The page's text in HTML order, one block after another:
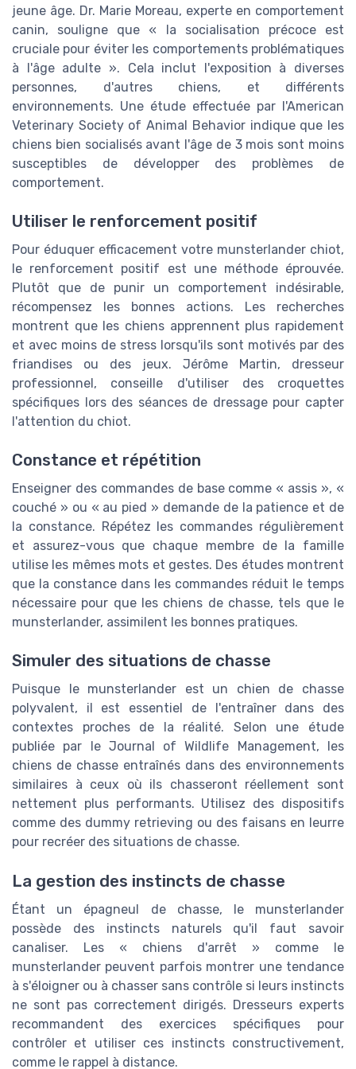
jeune âge. Dr. Marie Moreau, experte en comportement
canin, souligne que « la socialisation précoce est
cruciale pour éviter les comportements problématiques
à l'âge adulte ». Cela inclut l'exposition à diverses
personnes, d'autres chiens, et différents
environnements. Une étude effectuée par l'American
Veterinary Society of Animal Behavior indique que les
chiens bien socialisés avant l'âge de 3 mois sont moins
susceptibles de développer des problèmes de
comportement.
Utiliser le renforcement positif
Pour éduquer efficacement votre munsterlander chiot,
le renforcement positif est une méthode éprouvée.
Plutôt que de punir un comportement indésirable,
récompensez les bonnes actions. Les recherches
montrent que les chiens apprennent plus rapidement
et avec moins de stress lorsqu'ils sont motivés par des
friandises ou des jeux. Jérôme Martin, dresseur
professionnel, conseille d'utiliser des croquettes
spécifiques lors des séances de dressage pour capter
l'attention du chiot.
Constance et répétition
Enseigner des commandes de base comme « assis », «
couché » ou « au pied » demande de la patience et de
la constance. Répétez les commandes régulièrement
et assurez-vous que chaque membre de la famille
utilise les mêmes mots et gestes. Des études montrent
que la constance dans les commandes réduit le temps
nécessaire pour que les chiens de chasse, tels que le
munsterlander, assimilent les bonnes pratiques.
Simuler des situations de chasse
Puisque le munsterlander est un chien de chasse
polyvalent, il est essentiel de l'entraîner dans des
contextes proches de la réalité. Selon une étude
publiée par le Journal of Wildlife Management, les
chiens de chasse entraînés dans des environnements
similaires à ceux où ils chasseront réellement sont
nettement plus performants. Utilisez des dispositifs
comme des dummy retrieving ou des faisans en leurre
pour recréer des situations de chasse.
La gestion des instincts de chasse
Étant un épagneul de chasse, le munsterlander
possède des instincts naturels qu'il faut savoir
canaliser. Les « chiens d'arrêt » comme le
munsterlander peuvent parfois montrer une tendance
à s'éloigner ou à chasser sans contrôle si leurs instincts
ne sont pas correctement dirigés. Dresseurs experts
recommandent des exercices spécifiques pour
contrôler et utiliser ces instincts constructivement,
comme le rappel à distance.